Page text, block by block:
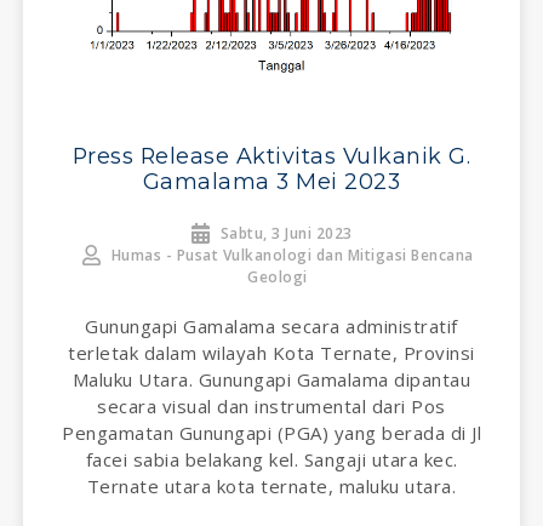
Press Release Aktivitas Vulkanik G.
Gamalama 3 Mei 2023
Sabtu, 3 Juni 2023
Humas - Pusat Vulkanologi dan Mitigasi Bencana
Geologi
Gunungapi Gamalama secara administratif
terletak dalam wilayah Kota Ternate, Provinsi
Maluku Utara. Gunungapi Gamalama dipantau
secara visual dan instrumental dari Pos
Pengamatan Gunungapi (PGA) yang berada di Jl
facei sabia belakang kel. Sangaji utara kec.
Ternate utara kota ternate, maluku utara.